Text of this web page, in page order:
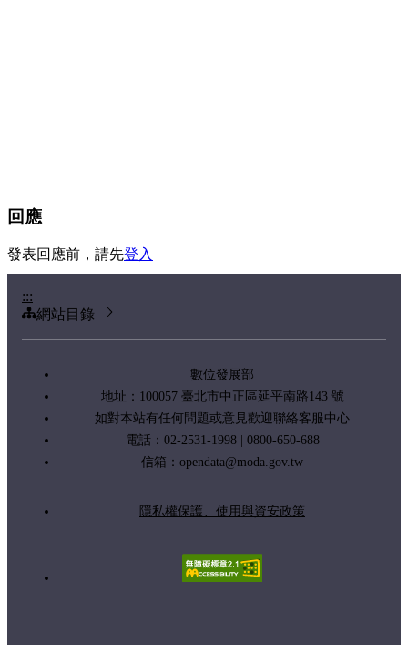
回應
發表回應前，請先登入
:::
網站目錄
數位發展部
地址：100057 臺北市中正區延平南路143 號
如對本站有任何問題或意見歡迎聯絡客服中心
電話：02-2531-1998 | 0800-650-688
信箱： opendata@moda.gov.tw
隱私權保護、使用與資安政策